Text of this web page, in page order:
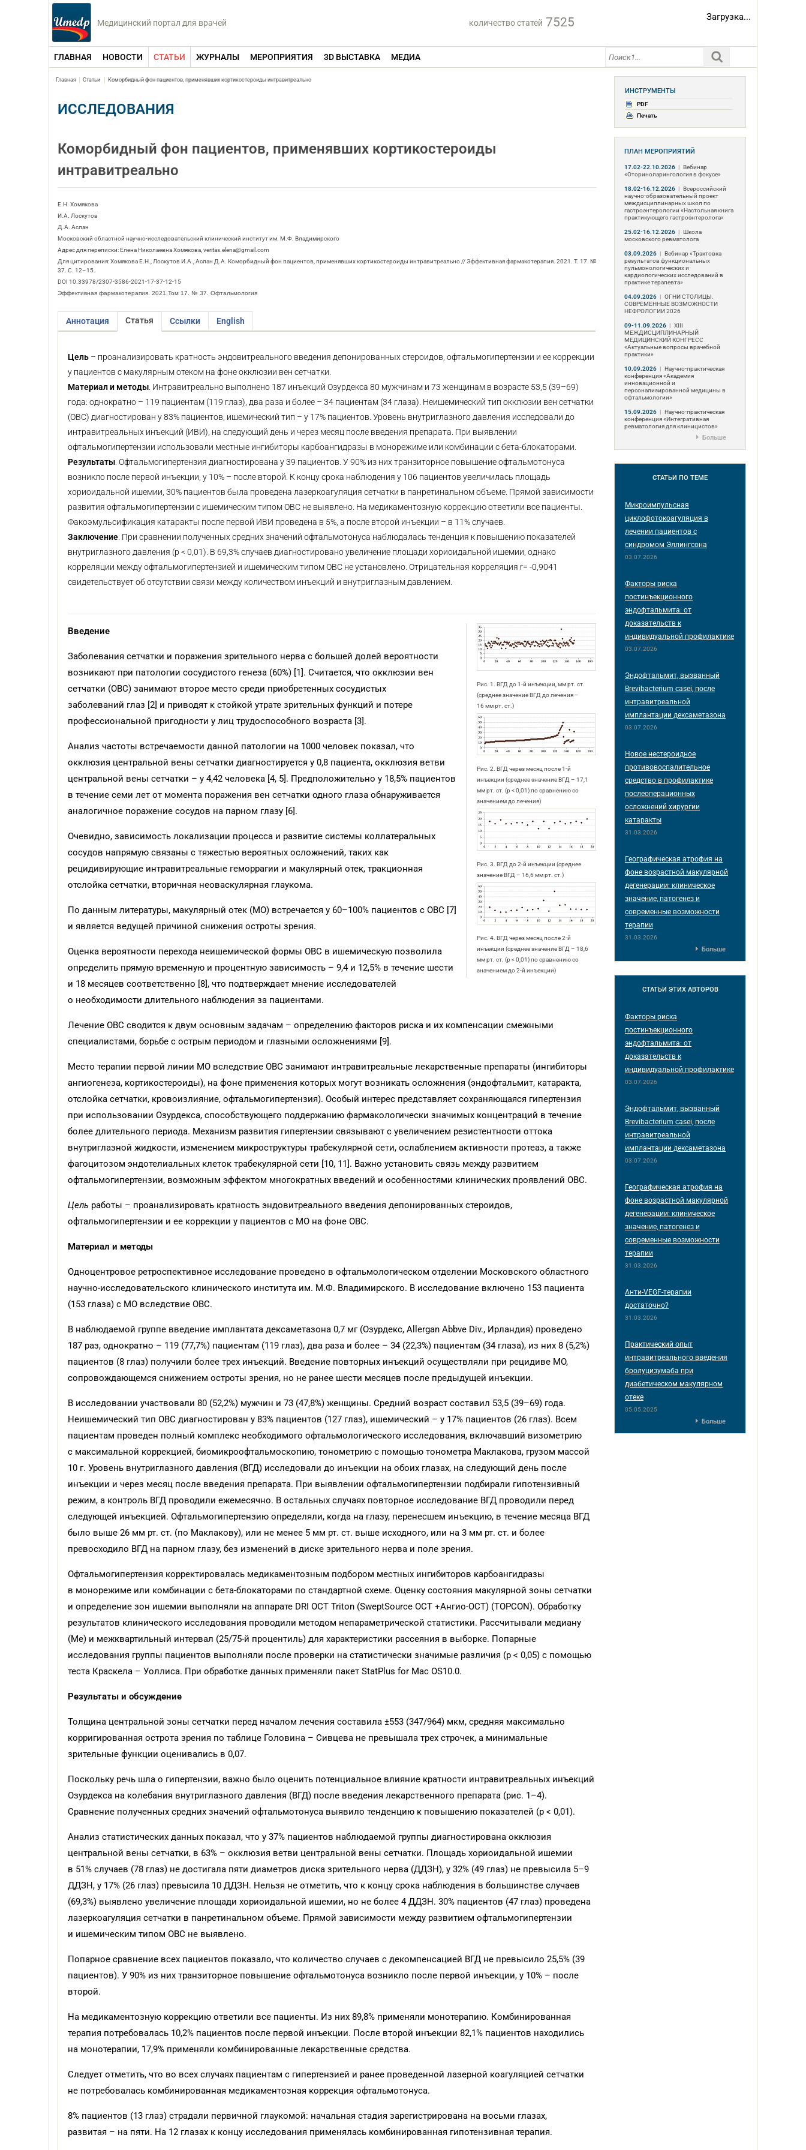
Медицинский портал для врачей количество статей 7525 Загрузка...
ГЛАВНАЯ НОВОСТИ СТАТЬИ ЖУРНАЛЫ МЕРОПРИЯТИЯ 3D ВЫСТАВКА МЕДИА
Главная Статьи Коморбидный фон пациентов, применявших кортикостероиды интравитреально
ИССЛЕДОВАНИЯ
Коморбидный фон пациентов, применявших кортикостероиды
интравитреально
Е.Н. Хомякова
И.А. Лоскутов
Д.А. Аслан
Московский областной научно-исследовательский клинический институт им. М.Ф. Владимирского
Адрес для переписки: Елена Николаевна Хомякова, veritas.elena@gmail.com
Для цитирования: Хомякова Е.Н., Лоскутов И.А., Аслан Д.А. Коморбидный фон пациентов, применявших кортикостероиды интравитреально // Эффективная фармакотерапия. 2021. Т. 17. №
37. С. 12–15.
DOI 10.33978/2307-3586-2021-17-37-12-15
Эффективная фармакотерапия. 2021.Том 17. № 37. Офтальмология
Аннотация Статья Ссылки English
Цель – проанализировать кратность эндовитреального введения депонированных стероидов, офтальмогипертензии и ее коррекции
у пациентов с макулярным отеком на фоне окклюзии вен сетчатки.
Материал и методы . Интравитреально выполнено 187 инъекций Озурдекса 80 мужчинам и 73 женщинам в возрасте 53,5 (39–69)
года: однократно – 119 пациентам (119 глаз), два раза и более – 34 пациентам (34 глаза). Неишемический тип окклюзии вен сетчатки
(ОВС) диагностирован у 83% пациентов, ишемический тип – у 17% пациентов. Уровень внутриглазного давления исследовали до
интравитреальных инъекций (ИВИ), на следующий день и через месяц после введения препарата. При выявлении
офтальмогипертензии использовали местные ингибиторы карбоангидразы в монорежиме или комбинации с бета-блокаторами.
Результаты . Офтальмогипертензия диагностирована у 39 пациентов. У 90% из них транзиторное повышение офтальмотонуса
возникло после первой инъекции, у 10% – после второй. К концу срока наблюдения у 106 пациентов увеличилась площадь
хориоидальной ишемии, 30% пациентов была проведена лазеркоагуляция сетчатки в панретинальном объеме. Прямой зависимости
развития офтальмогипертензии с ишемическим типом ОВС не выявлено. На медикаментозную коррекцию ответили все пациенты.
Факоэмульсификация катаракты после первой ИВИ проведена в 5%, а после второй инъекции – в 11% случаев.
Заключение . При сравнении полученных средних значений офтальмотонуса наблюдалась тенденция к повышению показателей
внутриглазного давления (p < 0,01). В 69,3% случаев диагностировано увеличение площади хориоидальной ишемии, однако
корреляции между офтальмогипертензией и ишемическим типом ОВС не установлено. Отрицательная корреляция r= -0,9041
свидетельствует об отсутствии связи между количеством инъекций и внутриглазным давлением.
Рис. 1. ВГД до 1-й инъекции, мм рт. ст.
(среднее значение ВГД до лечения –
16 мм рт. ст.)
Рис. 2. ВГД через месяц после 1-й
инъекции (среднее значение ВГД – 17,1
мм рт. ст. (p < 0,01) по сравнению со
значением до лечения)
Рис. 3. ВГД до 2-й инъекции (среднее
значение ВГД – 16,6 мм рт. ст.)
Рис. 4. ВГД через месяц после 2-й
инъекции (среднее значение ВГД – 18,6
мм рт. ст. (p < 0,01) по сравнению со
значением до 2-й инъекции)
Введение
Заболевания сетчатки и поражения зрительного нерва с большей долей вероятности
возникают при патологии сосудистого генеза (60%) [1]. Считается, что окклюзии вен
сетчатки (ОВС) занимают второе место среди приобретенных сосудистых
заболеваний глаз [2] и приводят к стойкой утрате зрительных функций и потере
профессиональной пригодности у лиц трудоспособного возраста [3].
Анализ частоты встречаемости данной патологии на 1000 человек показал, что
окклюзия центральной вены сетчатки диагностируется у 0,8 пациента, окклюзия ветви
центральной вены сетчатки – у 4,42 человека [4, 5]. Предположительно у 18,5% пациентов
в течение семи лет от момента поражения вен сетчатки одного глаза обнаруживается
аналогичное поражение сосудов на парном глазу [6].
Очевидно, зависимость локализации процесса и развитие системы коллатеральных
сосудов напрямую связаны с тяжестью вероятных осложнений, таких как
рецидивирующие интравитреальные геморрагии и макулярный отек, тракционная
отслойка сетчатки, вторичная неоваскулярная глаукома.
По данным литературы, макулярный отек (МО) встречается у 60–100% пациентов с ОВС [7]
и является ведущей причиной снижения остроты зрения.
Оценка вероятности перехода неишемической формы ОВС в ишемическую позволила
определить прямую временную и процентную зависимость – 9,4 и 12,5% в течение шести
и 18 месяцев соответственно [8], что подтверждает мнение исследователей
о необходимости длительного наблюдения за пациентами.
Лечение ОВС сводится к двум основным задачам – определению факторов риска и их компенсации смежными
специалистами, борьбе с острым периодом и глазными осложнениями [9].
Место терапии первой линии МО вследствие ОВС занимают интравитреальные лекарственные препараты (ингибиторы
ангиогенеза, кортикостероиды), на фоне применения которых могут возникать осложнения (эндофтальмит, катаракта,
отслойка сетчатки, кровоизлияние, офтальмогипертензия). Особый интерес представляет сохраняющаяся гипертензия
при использовании Озурдекса, способствующего поддержанию фармакологически значимых концентраций в течение
более длительного периода. Механизм развития гипертензии связывают с увеличением резистентности оттока
внутриглазной жидкости, изменением микроструктуры трабекулярной сети, ослаблением активности протеаз, а также
фагоцитозом эндотелиальных клеток трабекулярной сети [10, 11]. Важно установить связь между развитием
офтальмогипертензии, возможным эффектом многократных введений и особенностями клинических проявлений ОВС.
Цель работы – проанализировать кратность эндовитреального введения депонированных стероидов,
офтальмогипертензии и ее коррекции у пациентов с МО на фоне ОВС.
Материал и методы
Одноцентровое ретроспективное исследование проведено в офтальмологическом отделении Московского областного
научно-исследовательского клинического института им. М.Ф. Владимирского. В исследование включено 153 пациента
(153 глаза) с МО вследствие ОВС.
В наблюдаемой группе введение имплантата дексаметазона 0,7 мг (Озурдекс, Allergan Abbve Div., Ирландия) проведено
187 раз, однократно – 119 (77,7%) пациентам (119 глаз), два раза и более – 34 (22,3%) пациентам (34 глаза), из них 8 (5,2%)
пациентов (8 глаз) получили более трех инъекций. Введение повторных инъекций осуществляли при рецидиве МО,
сопровождающемся снижением остроты зрения, но не ранее шести месяцев после предыдущей инъекции.
В исследовании участвовали 80 (52,2%) мужчин и 73 (47,8%) женщины. Средний возраст составил 53,5 (39–69) года.
Неишемический тип ОВС диагностирован у 83% пациентов (127 глаз), ишемический – у 17% пациентов (26 глаз). Всем
пациентам проведен полный комплекс необходимого офтальмологического исследования, включавший визометрию
с максимальной коррекцией, биомикроофтальмоскопию, тонометрию с помощью тонометра Маклакова, грузом массой
10 г. Уровень внутриглазного давления (ВГД) исследовали до инъекции на обоих глазах, на следующий день после
инъекции и через месяц после введения препарата. При выявлении офтальмогипертензии подбирали гипотензивный
режим, а контроль ВГД проводили ежемесячно. В остальных случаях повторное исследование ВГД проводили перед
следующей инъекцией. Офтальмогипертензию определяли, когда на глазу, перенесшем инъекцию, в течение месяца ВГД
было выше 26 мм рт. ст. (по Маклакову), или не менее 5 мм рт. ст. выше исходного, или на 3 мм рт. ст. и более
превосходило ВГД на парном глазу, без изменений в диске зрительного нерва и поле зрения.
Офтальмогипертензия корректировалась медикаментозным подбором местных ингибиторов карбоангидразы
в монорежиме или комбинации с бета-блокаторами по стандартной схеме. Оценку состояния макулярной зоны сетчатки
и определение зон ишемии выполняли на аппарате DRI OCT Triton (SweptSource OCT +Ангио-OCT) (TOPCON). Обработку
результатов клинического исследования проводили методом непараметрической статистики. Рассчитывали медиану
(Ме) и межквартильный интервал (25/75-й процентиль) для характеристики рассеяния в выборке. Попарные
исследования группы пациентов выполняли после проверки на статистически значимые различия (р < 0,05) с помощью
теста Краскела – Уоллиса. При обработке данных применяли пакет StatPlus for Mac OS10.0.
Результаты и обсуждение
Толщина центральной зоны сетчатки перед началом лечения составила ±553 (347/964) мкм, средняя максимально
корригированная острота зрения по таблице Головина – Сивцева не превышала трех строчек, а минимальные
зрительные функции оценивались в 0,07.
Поскольку речь шла о гипертензии, важно было оценить потенциальное влияние кратности интравитреальных инъекций
Озурдекса на колебания внутриглазного давления (ВГД) после введения лекарственного препарата (рис. 1–4).
Сравнение полученных средних значений офтальмотонуса выявило тенденцию к повышению показателей (p < 0,01).
Анализ статистических данных показал, что у 37% пациентов наблюдаемой группы диагностирована окклюзия
центральной вены сетчатки, в 63% – окклюзия ветви центральной вены сетчатки. Площадь хориоидальной ишемии
в 51% случаев (78 глаз) не достигала пяти диаметров диска зрительного нерва (ДДЗН), у 32% (49 глаз) не превысила 5–9
ДДЗН, у 17% (26 глаз) превысила 10 ДДЗН. Нельзя не отметить, что к концу срока наблюдения в большинстве случаев
(69,3%) выявлено увеличение площади хориоидальной ишемии, но не более 4 ДДЗН. 30% пациентов (47 глаз) проведена
лазеркоагуляция сетчатки в панретинальном объеме. Прямой зависимости между развитием офтальмогипертензии
и ишемическим типом ОВС не выявлено.
Попарное сравнение всех пациентов показало, что количество случаев с декомпенсацией ВГД не превысило 25,5% (39
пациентов). У 90% из них транзиторное повышение офтальмотонуса возникло после первой инъекции, у 10% – после
второй.
На медикаментозную коррекцию ответили все пациенты. Из них 89,8% применяли монотерапию. Комбинированная
терапия потребовалась 10,2% пациентов после первой инъекции. После второй инъекции 82,1% пациентов находились
на монотерапии, 17,9% применяли комбинированные лекарственные средства.
Следует отметить, что во всех случаях пациентам с гипертензией и ранее проведенной лазерной коагуляцией сетчатки
не потребовалась комбинированная медикаментозная коррекция офтальмотонуса.
8% пациентов (13 глаз) страдали первичной глаукомой: начальная стадия зарегистрирована на восьми глазах,
развитая – на пяти. На 12 глазах к концу исследования применялась комбинированная гипотензивная терапия.
ИНСТРУМЕНТЫ
PDF
Печать
ПЛАН МЕРОПРИЯТИЙ
17.02-22.10.2026 | Вебинар
«Оториноларингология в фокусе»
18.02-16.12.2026 | Всероссийский
научно-образовательный проект
междисциплинарных школ по
гастроэнтерологии «Настольная книга
практикующего гастроэнтеролога»
25.02-16.12.2026 | Школа
московского ревматолога
03.09.2026 | Вебинар «Трактовка
результатов функциональных
пульмонологических и
кардиологических исследований в
практике терапевта»
04.09.2026 | ОГНИ СТОЛИЦЫ.
СОВРЕМЕННЫЕ ВОЗМОЖНОСТИ
НЕФРОЛОГИИ 2026
09-11.09.2026 | ХIII
МЕЖДИСЦИПЛИНАРНЫЙ
МЕДИЦИНСКИЙ КОНГРЕСС
«Актуальные вопросы врачебной
практики»
10.09.2026 | Научно-практическая
конференция «Академия
инновационной и
персонализированной медицины в
офтальмологии»
15.09.2026 | Научно-практическая
конференция «Интегративная
ревматология для клиницистов»
Больше
СТАТЬИ ПО ТЕМЕ
Микроимпульсная
циклофотокоагуляция в
лечении пациентов с
синдромом Эллингсона
03.07.2026
Факторы риска
постинъекционного
эндофтальмита: от
доказательств к
индивидуальной профилактике
03.07.2026
Эндофтальмит, вызванный
Brevibacterium casei, после
интравитреальной
имплантации дексаметазона
03.07.2026
Новое нестероидное
противовоспалительное
средство в профилактике
послеоперационных
осложнений хирургии
катаракты
31.03.2026
Географическая атрофия на
фоне возрастной макулярной
дегенерации: клиническое
значение, патогенез и
современные возможности
терапии
31.03.2026
Больше
СТАТЬИ ЭТИХ АВТОРОВ
Факторы риска
постинъекционного
эндофтальмита: от
доказательств к
индивидуальной профилактике
03.07.2026
Эндофтальмит, вызванный
Brevibacterium casei, после
интравитреальной
имплантации дексаметазона
03.07.2026
Географическая атрофия на
фоне возрастной макулярной
дегенерации: клиническое
значение, патогенез и
современные возможности
терапии
31.03.2026
Анти-VEGF-терапии
достаточно?
31.03.2026
Практический опыт
интравитреального введения
бролуцизумаба при
диабетическом макулярном
отеке
05.05.2025
Больше